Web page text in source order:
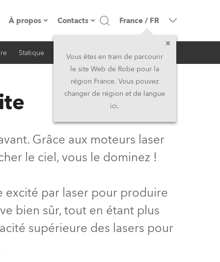
À propos
Présentation de l'entreprise
Fabriqué en Europe
Propriétaires
Carrière
Contacts
Siège Social
Siège Social & Usine
Moyen-Orient
Royaume-Uni et Irelande
Allemagne
France / FR
Vous êtes en train de parcourir
le site Web de Robe pour la
région France. Vous pouvez
changer de région et de langue
ici.
Statique iSeries Architectural
Grâce aux moteurs laser
le ciel, vous le dominez !
par laser pour produire
bien sûr, tout en étant plus
supérieure des lasers pour